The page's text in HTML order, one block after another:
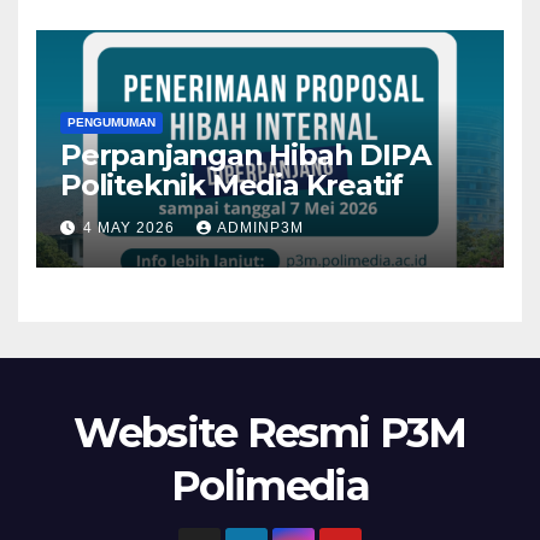
PENGUMUMAN
Perpanjangan Hibah DIPA
Politeknik Media Kreatif
4 MAY 2026 ADMINP3M
Website Resmi P3M
Polimedia